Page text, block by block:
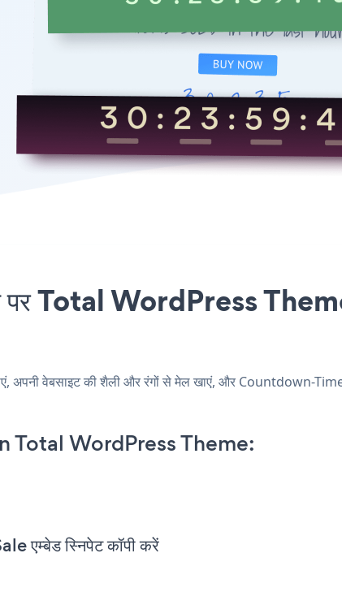
Total WordPress Theme
वेबसाइट की शैली और रंगों से मेल खाएं, और Countdown-
Total WordPress Theme:
स्निपेट कॉपी करें